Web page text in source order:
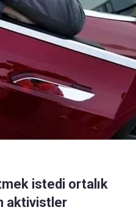
istedi ortalık
aktivistler